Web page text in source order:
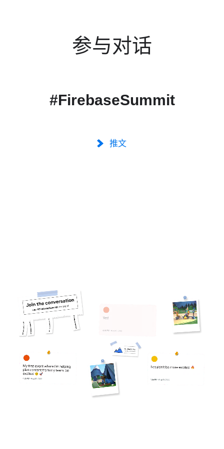
参与对话
#FirebaseSummit
推文